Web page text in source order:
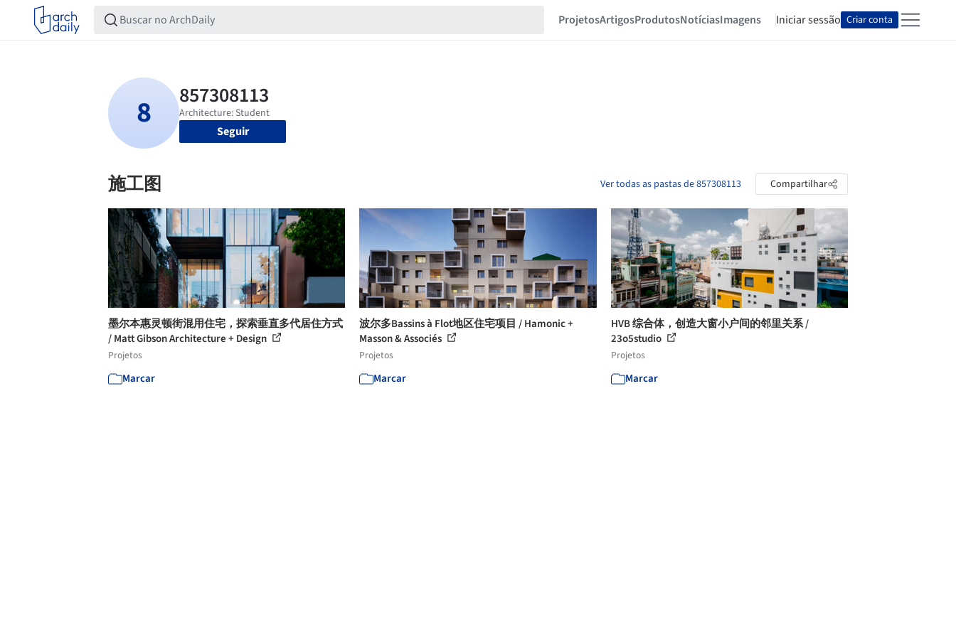
ProjetosArtigosProdutosNotíciasImagens Iniciar sessão Criar conta
Seguir
施工图 Ver todas as pastas de 857308113 Compartilhar
墨尔本惠灵顿街混用住宅，探索垂直多代居住方式
/ Matt Gibson Architecture + Design
Projetos
Marcar
波尔多Bassins à Flot地区住宅项目 / Hamonic +
Masson & Associés
Projetos
Marcar
HVB 综合体，创造大窗小户间的邻里关系 /
23o5studio
Projetos
Marcar